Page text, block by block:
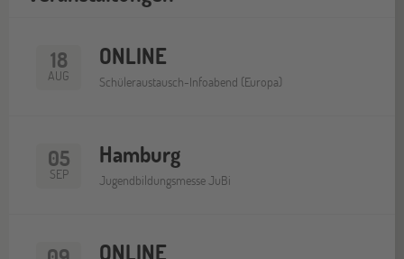
18
AUG
ONLINE
Schüleraustausch-Infoabend (Europa)
05
SEP
Hamburg
Jugendbildungsmesse JuBi
ONLINE